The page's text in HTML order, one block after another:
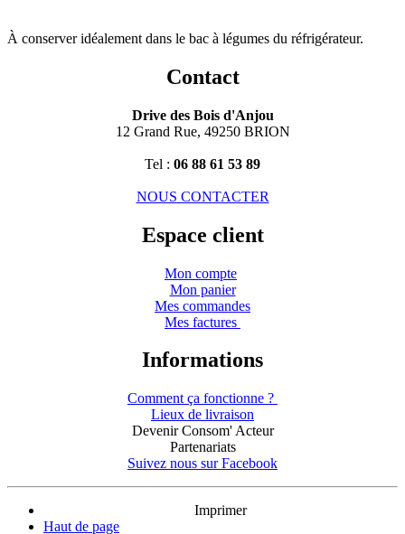
À conserver idéalement dans le bac à légumes du réfrigérateur.
Contact
Drive des Bois d'Anjou
12 Grand Rue, 49250 BRION
Tel : 06 88 61 53 89
NOUS CONTACTER
Espace client
Mon compte
Mon panier
Mes commandes
Mes factures
Informations
Comment ça fonctionne ?
Lieux de livraison
Devenir Consom' Acteur
Partenariats
Suivez nous sur Facebook
Imprimer
Haut de page